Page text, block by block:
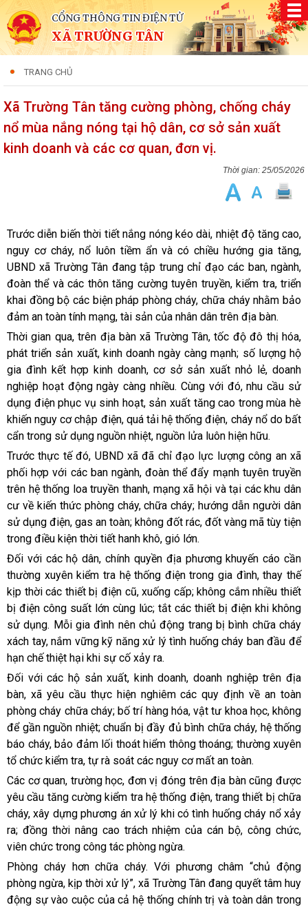
CỔNG THÔNG TIN ĐIỆN TỬ
XÃ TRƯỜNG TÂN
TRANG CHỦ
Xã Trường Tân tăng cường phòng, chống cháy
nổ mùa nắng nóng tại hộ dân, cơ sở sản xuất
kinh doanh và các cơ quan, đơn vị.
25/05/2026
Trước diễn biến thời tiết nắng nóng kéo dài, nhiệt độ tăng cao,
nguy cơ cháy, nổ luôn tiềm ẩn và có chiều hướng gia tăng,
UBND xã Trường Tân đang tập trung chỉ đạo các ban, ngành,
đoàn thể và các thôn tăng cường tuyên truyền, kiểm tra, triển
khai đồng bộ các biện pháp phòng cháy, chữa cháy nhằm bảo
đảm an toàn tính mạng, tài sản của nhân dân trên địa bàn.
Thời gian qua, trên địa bàn xã Trường Tân, tốc độ đô thị hóa,
phát triển sản xuất, kinh doanh ngày càng mạnh; số lượng hộ
gia đình kết hợp kinh doanh, cơ sở sản xuất nhỏ lẻ, doanh
nghiệp hoạt động ngày càng nhiều. Cùng với đó, nhu cầu sử
dụng điện phục vụ sinh hoạt, sản xuất tăng cao trong mùa hè
khiến nguy cơ chập điện, quá tải hệ thống điện, cháy nổ do bất
cẩn trong sử dụng nguồn nhiệt, nguồn lửa luôn hiện hữu.
Trước thực tế đó, UBND xã đã chỉ đạo lực lượng công an xã
phối hợp với các ban ngành, đoàn thể đẩy mạnh tuyên truyền
trên hệ thống loa truyền thanh, mạng xã hội và tại các khu dân
cư về kiến thức phòng cháy, chữa cháy; hướng dẫn người dân
sử dụng điện, gas an toàn; không đốt rác, đốt vàng mã tùy tiện
trong điều kiện thời tiết hanh khô, gió lớn.
Đối với các hộ dân, chính quyền địa phương khuyến cáo cần
thường xuyên kiểm tra hệ thống điện trong gia đình, thay thế
kịp thời các thiết bị điện cũ, xuống cấp; không cắm nhiều thiết
bị điện công suất lớn cùng lúc; tắt các thiết bị điện khi không
sử dụng. Mỗi gia đình nên chủ động trang bị bình chữa cháy
xách tay, nắm vững kỹ năng xử lý tình huống cháy ban đầu để
hạn chế thiệt hại khi sự cố xảy ra.
Đối với các hộ sản xuất, kinh doanh, doanh nghiệp trên địa
bàn, xã yêu cầu thực hiện nghiêm các quy định về an toàn
phòng cháy chữa cháy; bố trí hàng hóa, vật tư khoa học, không
để gần nguồn nhiệt; chuẩn bị đầy đủ bình chữa cháy, hệ thống
báo cháy, bảo đảm lối thoát hiểm thông thoáng; thường xuyên
tổ chức kiểm tra, tự rà soát các nguy cơ mất an toàn.
Các cơ quan, trường học, đơn vị đóng trên địa bàn cũng được
yêu cầu tăng cường kiểm tra hệ thống điện, trang thiết bị chữa
cháy, xây dựng phương án xử lý khi có tình huống cháy nổ xảy
ra; đồng thời nâng cao trách nhiệm của cán bộ, công chức,
viên chức trong công tác phòng ngừa.
Phòng cháy hơn chữa cháy. Với phương châm “chủ động
phòng ngừa, kịp thời xử lý”, xã Trường Tân đang quyết tâm huy
động sự vào cuộc của cả hệ thống chính trị và toàn dân trong